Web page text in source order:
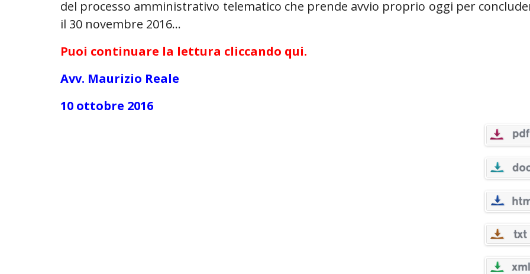
del processo amministrativo telematico che prende avvio proprio oggi per
il 30 novembre 2016…
Puoi continuare la lettura cliccando qui.
Avv. Maurizio Reale
10 ottobre 2016